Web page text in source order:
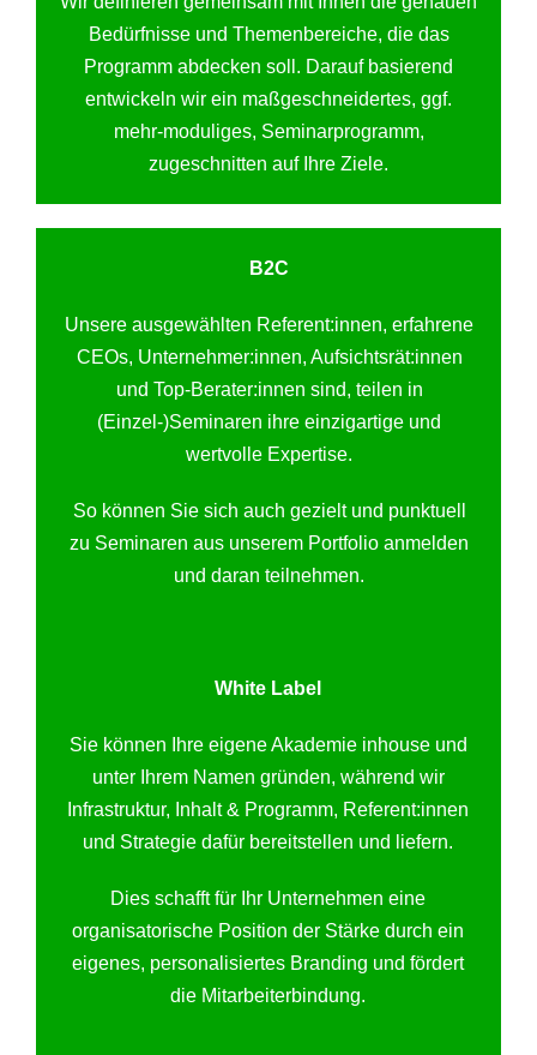
Bedürfnisse und Themenbereiche, die das
Programm abdecken soll. Darauf basierend
entwickeln wir ein maßgeschneidertes, ggf.
mehr-moduliges, Seminarprogramm,
zugeschnitten auf Ihre Ziele.
B2C
Unsere ausgewählten Referent:innen, erfahrene
CEOs, Unternehmer:innen, Aufsichtsrät:innen
und Top-Berater:innen sind, teilen in
(Einzel-)Seminaren ihre einzigartige und
wertvolle Expertise.
So können Sie sich auch gezielt und punktuell
zu Seminaren aus unserem Portfolio anmelden
und daran teilnehmen.
White Label
Sie können Ihre eigene Akademie inhouse und
unter Ihrem Namen gründen, während wir
Infrastruktur, Inhalt & Programm, Referent:innen
und Strategie dafür bereitstellen und liefern.
Dies schafft für Ihr Unternehmen eine
organisatorische Position der Stärke durch ein
eigenes, personalisiertes Branding und fördert
die Mitarbeiterbindung.